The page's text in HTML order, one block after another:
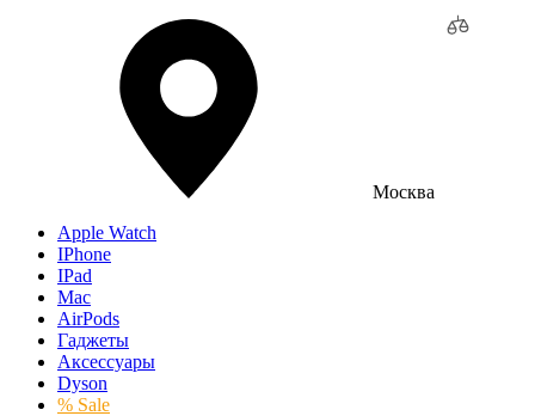
Москва
Apple Watch
IPhone
IPad
Mac
AirPods
Гаджеты
Аксессуары
Dyson
% Sale